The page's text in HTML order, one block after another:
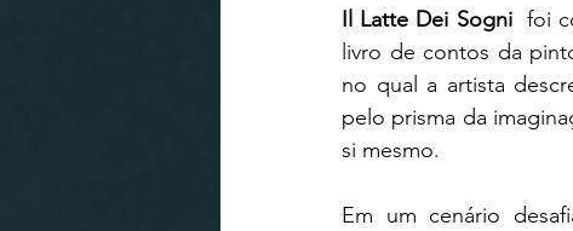
Il Latte Dei Sogni foi
livro de contos da
no qual a artista
pelo prisma da
si mesmo.
Em um cenário